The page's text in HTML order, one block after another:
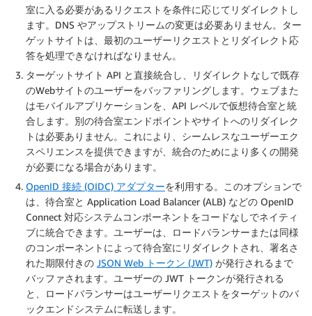
室に入る必要があるリクエストを条件に応じてリダイレクトし
ます。DNS やアップストリームの変更は必要ありません。ター
ゲットサイトは、最初のユーザーリクエストとリダイレクト応
答を処理できなければなりません。
ターゲットサイト API と直接統合し、リダイレクトなしで既存
のWebサイトのユーザーをバッファリングします。ウェブまた
はモバイルアプリケーションを、API レベルで仮想待合室と統
合します。別の待合室エンドポイントやサイトへのリダイレク
トは必要ありません。これにより、シームレスなユーザーエク
スペリエンスを提供できますが、統合のためにより多くの開発
が必要になる場合があります。
OpenID 接続 (OIDC) アダプターを利用する。このオプションで
は、待合室と Application Load Balancer (ALB) などの OpenID
Connect 対応システムコンポーネントをコードなしでネイティ
ブに統合できます。ユーザーは、ロードバランサーまたは同様
のコンポーネントによって待合室にリダイレクトされ、署名さ
れた期限付きの JSON Web トークン (JWT) が発行されるまで
バッファされます。ユーザーの JWT トークンが発行される
と、ロードバランサーはユーザーリクエストをターゲットのバ
ックエンドシステムに転送します。